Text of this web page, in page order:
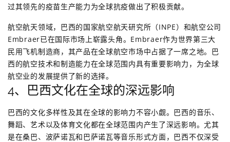
过其领先的疫苗生产能力为全球抗疫做出了积极贡献。
航空航天领域，巴西的国家航空航天研究所（INPE）和航空公司
Embraer已在国际市场上崭露头角。Embraer作为世界第三大
民用飞机制造商，其产品在全球航空市场中占据了一席之地。巴
西的航空技术和制造能力在全球范围内具有重要影响力，为全球
航空业的发展提供了新的选择。
4、巴西文化在全球的深远影响
巴西的文化多样性及其在全球的影响力不容小觑。巴西的音乐、
舞蹈、艺术以及体育文化都在全球范围内产生了深远影响。尤其
是在桑巴、波萨诺瓦和巴萨诺瓦等音乐形式方面，巴西不仅深受